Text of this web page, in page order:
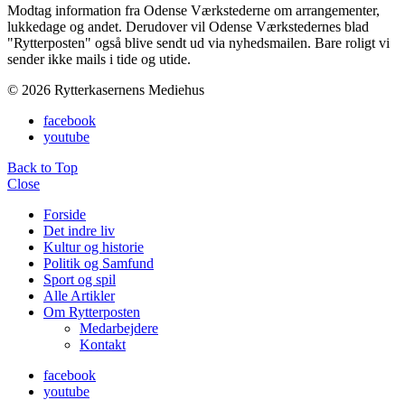
Modtag information fra Odense Værkstederne om arrangementer,
lukkedage og andet. Derudover vil Odense Værkstedernes blad
"Rytterposten" også blive sendt ud via nyhedsmailen. Bare roligt vi
sender ikke mails i tide og utide.
© 2026 Rytterkasernens Mediehus
facebook
youtube
Back to Top
Close
Forside
Det indre liv
Kultur og historie
Politik og Samfund
Sport og spil
Alle Artikler
Om Rytterposten
Medarbejdere
Kontakt
facebook
youtube